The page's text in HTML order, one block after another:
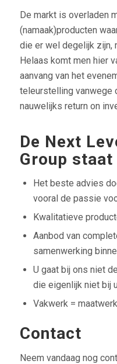
De markt is overladen
(namaak)producten
die er wel degelijk zijn,
Helaas komt men hier
aanvang van het
teleurstelling vanwege
nauwelijks return on
De Next
Group
Het beste advies
vooral de passie
Kwalitatieve
Aanbod van
samenwerking
U gaat bij ons niet
die eigenlijk niet bij
Vakwerk =
Contact
Neem vandaag nog